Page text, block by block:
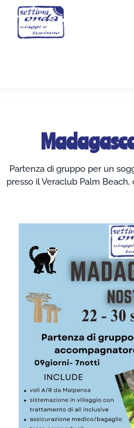
Partenza di gruppo per un
presso il Veraclub Palm